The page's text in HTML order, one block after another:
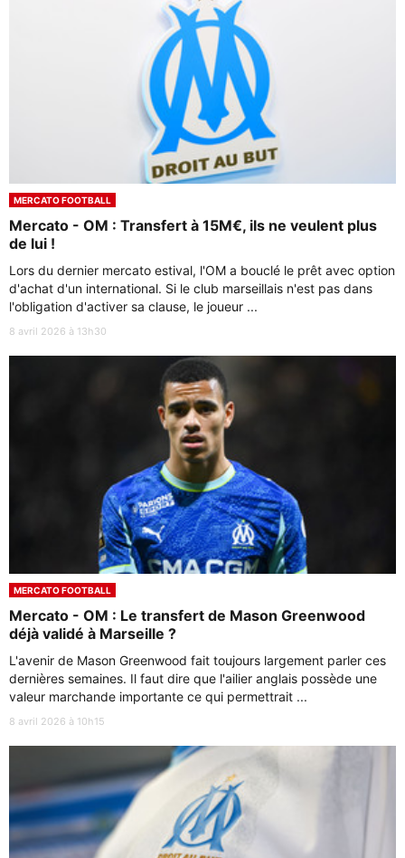
MERCATO FOOTBALL
Mercato - OM : Transfert à 15M€, ils ne veulent plus
de lui !
Lors du dernier mercato estival, l'OM a bouclé le prêt avec option
d'achat d'un international. Si le club marseillais n'est pas dans
l'obligation d'activer sa clause, le joueur ...
8 avril 2026 à 13h30
MERCATO FOOTBALL
Mercato - OM : Le transfert de Mason Greenwood
déjà validé à Marseille ?
L'avenir de Mason Greenwood fait toujours largement parler ces
dernières semaines. Il faut dire que l'ailier anglais possède une
valeur marchande importante ce qui permettrait ...
8 avril 2026 à 10h15